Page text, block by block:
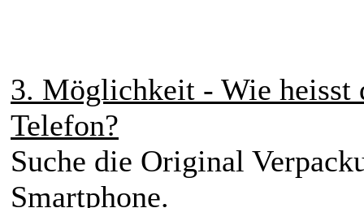
3. Möglichkeit - Wie
Telefon?
Suche die Original
Smartphone.